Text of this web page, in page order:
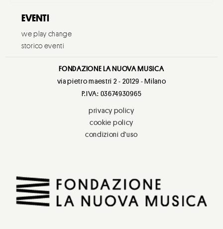
EVENTI
we play change
storico eventi
FONDAZIONE LA NUOVA MUSICA
via pietro maestri 2 - 20129 - Milano
P.IVA: 03674930965
privacy policy
cookie policy
condizioni d'uso